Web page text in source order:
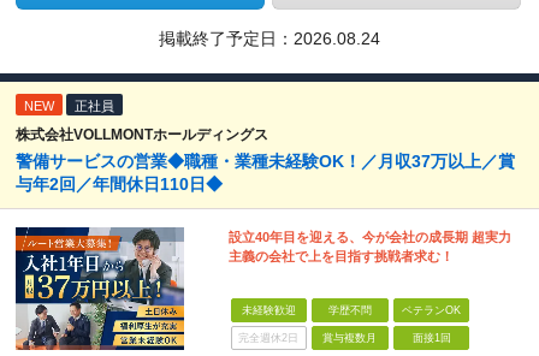
掲載終了予定日： 2026.08.24
NEW 正社員
株式会社VOLLMONTホールディングス
警備サービスの営業◆職種・業種未経験OK！／月収37万以上／賞
与年2回／年間休日110日◆
設立40年目を迎える、今が会社の成長期 超実力
主義の会社で上を目指す挑戦者求む！
未経験歓迎 学歴不問 ベテランOK
完全週休2日 賞与複数月 面接1回